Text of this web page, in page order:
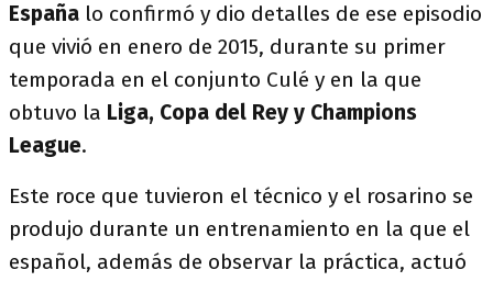
España lo confirmó y dio detalles de ese episodio
que vivió en enero de 2015, durante su primer
temporada en el conjunto Culé y en la que
obtuvo la Liga, Copa del Rey y Champions
League.
Este roce que tuvieron el técnico y el rosarino se
produjo durante un entrenamiento en la que el
español, además de observar la práctica, actuó